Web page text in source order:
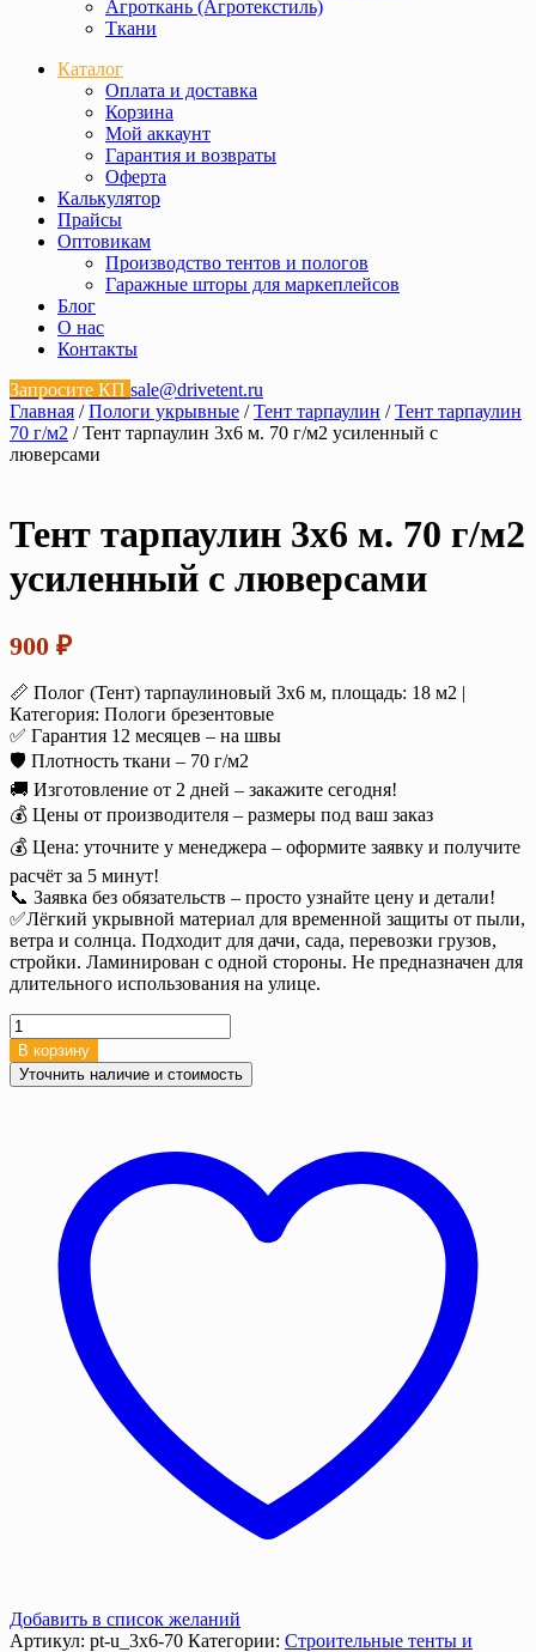
Агроткань (Агротекстиль)
Ткани
Каталог
Оплата и доставка
Корзина
Мой аккаунт
Гарантия и возвраты
Оферта
Калькулятор
Прайсы
Оптовикам
Производство тентов и пологов
Гаражные шторы для маркеплейсов
Блог
О нас
Контакты
Запросите КП sale@drivetent.ru
Главная /Пологи укрывные /Тент тарпаулин /Тент тарпаулин
70 г/м2 / Тент тарпаулин 3х6 м. 70 г/м2 усиленный с
люверсами
Тент тарпаулин 3х6 м. 70 г/м2
усиленный с люверсами
900 ₽
📏 Полог (Тент) тарпаулиновый 3х6 м, площадь: 18 м2 |
Категория: Пологи брезентовые
✅ Гарантия 12 месяцев – на швы
🛡️ Плотность ткани – 70 г/м2
🚚 Изготовление от 2 дней – закажите сегодня!
💰 Цены от производителя – размеры под ваш заказ
💰 Цена: уточните у менеджера – оформите заявку и получите
расчёт за 5 минут!
📞 Заявка без обязательств – просто узнайте цену и детали!
✅Лёгкий укрывной материал для временной защиты от пыли,
ветра и солнца. Подходит для дачи, сада, перевозки грузов,
стройки. Ламинирован с одной стороны. Не предназначен для
длительного использования на улице.
Количество
товара
Тент
тарпаулин
усиленный
люверсами
В корзину
Уточнить наличие и стоимость
Добавить в список желаний
Артикул: pt-u_3х6-70 Категории: Строительные тенты и